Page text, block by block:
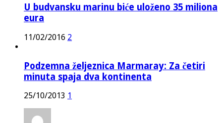
U budvansku marinu biće uloženo 35 miliona
eura
11/02/2016 2
Podzemna željeznica Marmaray: Za četiri
minuta spaja dva kontinenta
25/10/2013 1